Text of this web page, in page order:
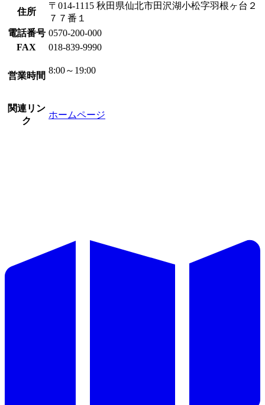
住所
〒014-1115 秋田県仙北市田沢湖小松字羽根ヶ台２
７７番１
電話番号 0570-200-000
FAX
018-839-9990
営業時間
8:00～19:00
関連リン
ク
ホームページ